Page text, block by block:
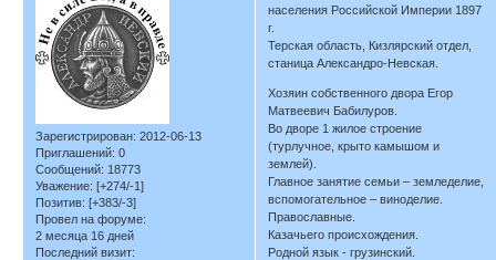
Зарегистрирован: 2012-06-13
Приглашений: 0
Сообщений: 18773
Уважение: [+274/-1]
Позитив: [+383/-3]
Провел на форуме:
2 месяца 16 дней
Последний визит:
населения Российской Империи 1897
г.
Терская область, Кизлярский отдел,
станица Александро-Невская.
Хозяин собственного двора Егор
Матвеевич Бабилуров.
Во дворе 1 жилое строение
(турлучное, крыто камышом и
землей).
Главное занятие семьи – земледелие,
вспомогательное – виноделие.
Православные.
Казачьего происхождения.
Родной язык - грузинский.